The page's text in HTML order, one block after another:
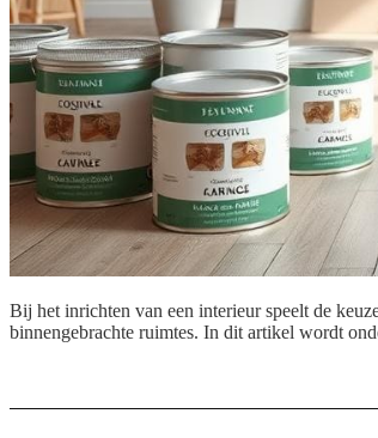
Bij het inrichten van een interieur speelt de
binnengebrachte ruimtes. In dit artikel wordt